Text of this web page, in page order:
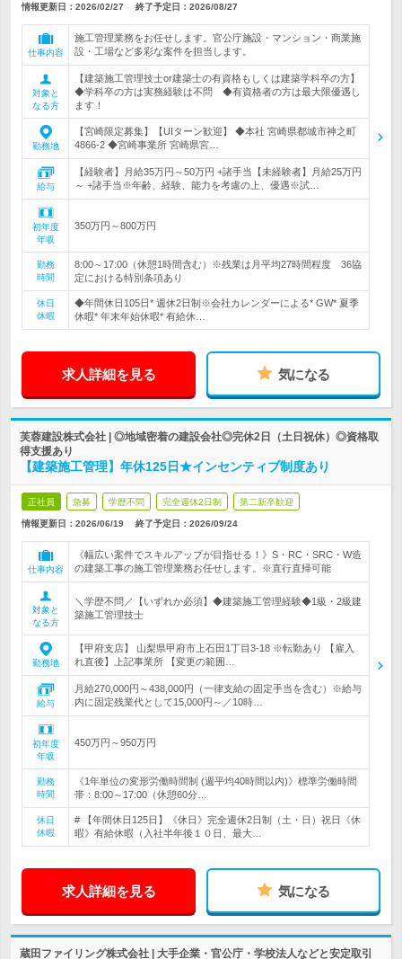
情報更新日：2026/02/27 終了予定日： 2026/08/27
仕事内容
施工管理業務をお任せします。官公庁施設・マンション・商業施
設・工場など多彩な案件を担当します。
対象と
なる方
【建築施工管理技士or建築士の有資格もしくは建築学科卒の方】
◆学科卒の方は実務経験は不問 ◆有資格者の方は最大限優遇し
ます！
勤務地
【宮崎限定募集】【UIターン歓迎】 ◆本社 宮崎県都城市神之町
4866-2 ◆宮崎事業所 宮崎県宮…
給与
【経験者】月給35万円～50万円 +諸手当【未経験者】月給25万円
～ +諸手当※年齢、経験、能力を考慮の上、優遇※試…
初年度
年収
350万円～800万円
勤務
時間
8:00～17:00（休憩1時間含む）※残業は月平均27時間程度 36協
定における特別条項あり
休日
休暇
◆年間休日105日* 週休2日制※会社カレンダーによる* GW* 夏季
休暇* 年末年始休暇* 有給休…
求人詳細を見る 気になる
芙蓉建設株式会社 | ◎地域密着の建設会社◎完休2日（土日祝休）◎資格取
得支援あり
【建築施工管理】年休125日★インセンティブ制度あり
正社員 急募 学歴不問 完全週休2日制 第二新卒歓迎
情報更新日：2026/06/19 終了予定日： 2026/09/24
仕事内容
《幅広い案件でスキルアップが目指せる！》S・RC・SRC・W造
の建築工事の施工管理業務お任せします。※直行直帰可能
対象と
なる方
＼学歴不問／【いずれか必須】◆建築施工管理経験◆1級・2級建
築施工管理技士
勤務地
【甲府支店】 山梨県甲府市上石田1丁目3-18 ※転勤あり 【雇入
れ直後】上記事業所 【変更の範囲…
給与
月給270,000円～438,000円（一律支給の固定手当を含む）※給与
内に固定残業代として15,000円～／10時…
初年度
年収
450万円～950万円
勤務
時間
《1年単位の変形労働時間制 (週平均40時間以内)》標準労働時間
帯：8:00～17:00（休憩60分…
休日
休暇
# 【年間休日125日】《休日》完全週休2日制（土・日）祝日《休
暇》有給休暇（入社半年後１０日、最大…
求人詳細を見る 気になる
蔵田ファイリング株式会社 | 大手企業・官公庁・学校法人などと安定取引